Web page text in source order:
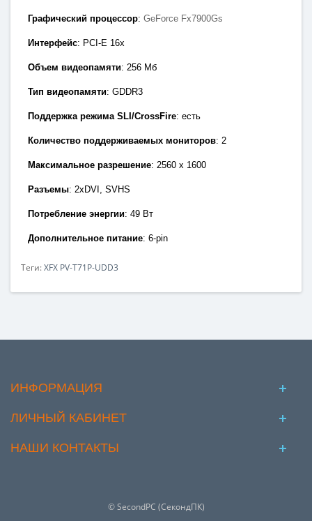
Графический процессор: GeForce Fx7900Gs
Интерфейс: PCI-E 1 6x
Объем видеопамяти: 256 Мб
Тип видеопамяти: GDDR3
Поддержка режима SLI/CrossFire: есть
Количество поддерживаемых мониторов: 2
Максимальное разрешение: 2560 х 1600
Разъемы: 2xDVI, SVHS
Потребление энергии: 49 Вт
Дополнительное питание: 6-pin
Теги:XFX PV-T71P-UDD3
ИНФОРМАЦИЯ
ЛИЧНЫЙ КАБИНЕТ
НАШИ КОНТАКТЫ
© SecondPC (СекондПК)